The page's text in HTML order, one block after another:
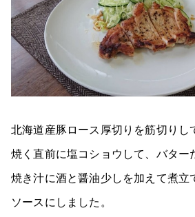
北海道産豚ロース厚切りを筋切りし
焼く直前に塩コショウして、バター
焼き汁に酒と醤油少しを加えて煮立
ソースにしました。